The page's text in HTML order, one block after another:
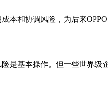
本和协调风险，为后来OPPO
是基本操作。但一些世界级